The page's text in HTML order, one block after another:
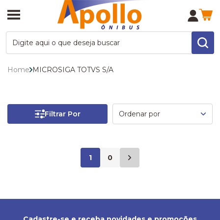
Home MICROSIGA TOTVS S/A
Filtrar Por
1 0